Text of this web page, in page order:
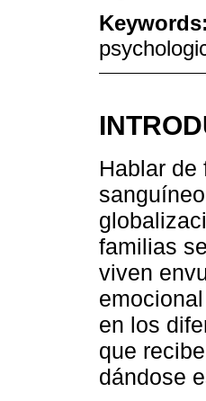
Keywords:
Hablar de
familias
viven
en los
que
dándose